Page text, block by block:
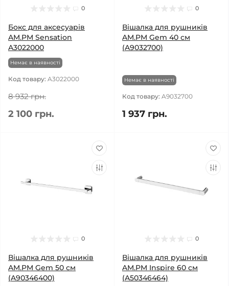
0
Бокс для аксесуарів
AM.PM Sensation
A3022000
Немає в наявності
Код товару: A3022000
8 932 грн.
2 100 грн.
0
Вішалка для рушників
AM.PM Gem 40 см
(A9032700)
Немає в наявності
Код товару: A9032700
1 937 грн.
0
Вішалка для рушників
AM.PM Gem 50 см
(A90346400)
0
Вішалка для рушників
AM.PM Inspire 60 см
(A50346464)